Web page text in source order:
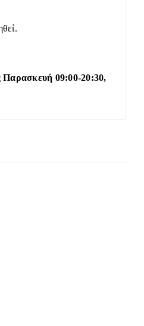
Παρασκευή 09:00-20:30,